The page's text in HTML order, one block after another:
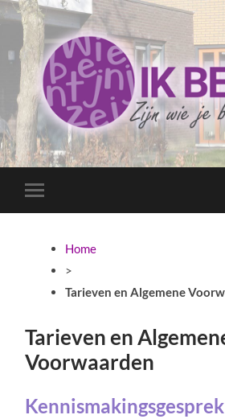
Ik
ben
Toggle
mobiel
Home
>
Tarieven en Algemene
Tarieven en
Voorwaarden
Kennismakingsgesprek